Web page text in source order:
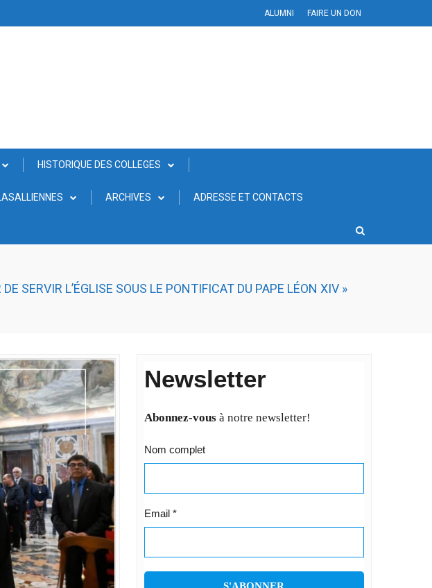
ALUMNI FAIRE UN DON
HISTORIQUE DES COLLEGES
ARCHIVES ADRESSE ET CONTACTS
SERVIR L’ÉGLISE SOUS LE PONTIFICAT DU PAPE LÉON XIV »
Newsletter
Abonnez-vousà notre newsletter!
Nom complet
Email *